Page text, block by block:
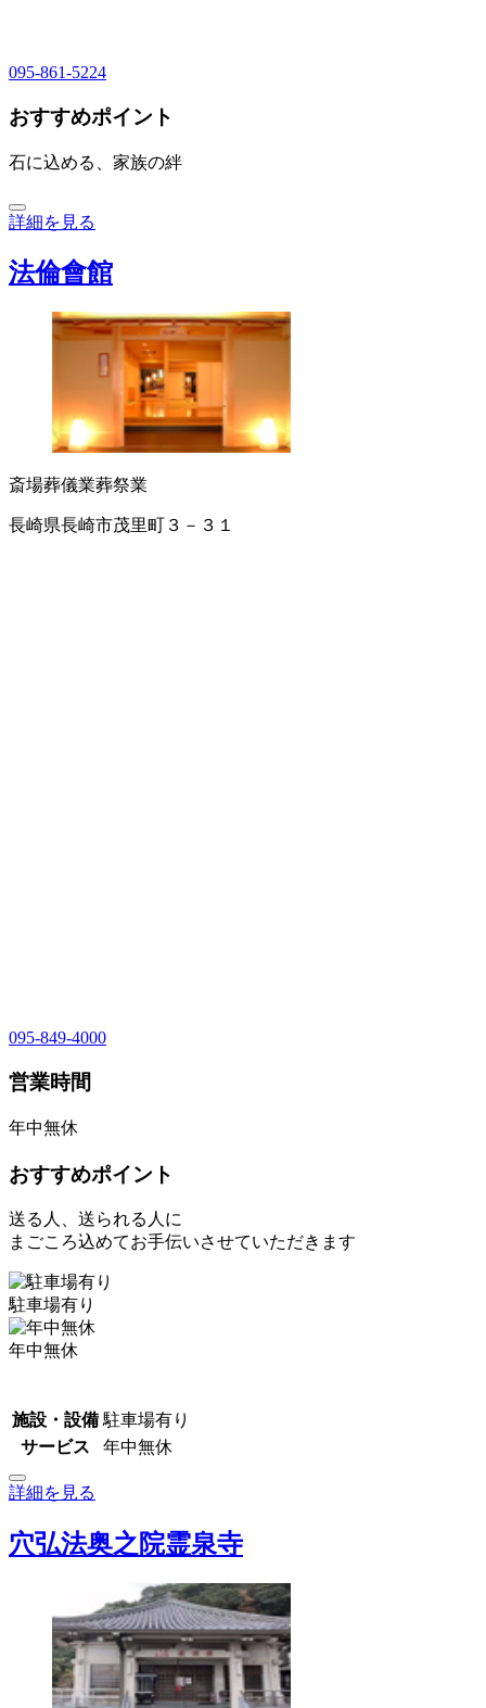
095-861-5224
おすすめポイント
石に込める、家族の絆
詳細を見る
法倫會館
斎場葬儀業葬祭業
長崎県長崎市茂里町３－３１
095-849-4000
営業時間
年中無休
おすすめポイント
送る人、送られる人に
まごころ込めてお手伝いさせていただきます
駐車場有り
年中無休
施設・設備 駐車場有り
サービス
年中無休
詳細を見る
穴弘法奥之院霊泉寺